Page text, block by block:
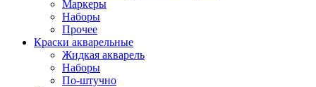
Маркеры
Наборы
Прочее
Краски акварельные
Жидкая акварель
Наборы
По-штучно